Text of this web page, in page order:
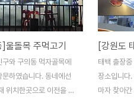
울돌목 주먹고기
와 구의동 먹자골목에
하였습니다. 동네에선
위치한곳으로 이전을 한
[강원도
태백 출장
장소입니다
마자 찾아